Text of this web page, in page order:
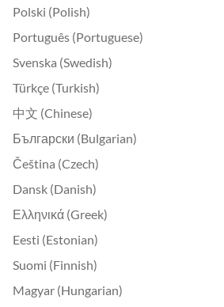
Polski (Polish)
Português (Portuguese)
Svenska (Swedish)
Türkçe (Turkish)
中文 (Chinese)
Български (Bulgarian)
Čeština (Czech)
Dansk (Danish)
Ελληνικά (Greek)
Eesti (Estonian)
Suomi (Finnish)
Magyar (Hungarian)